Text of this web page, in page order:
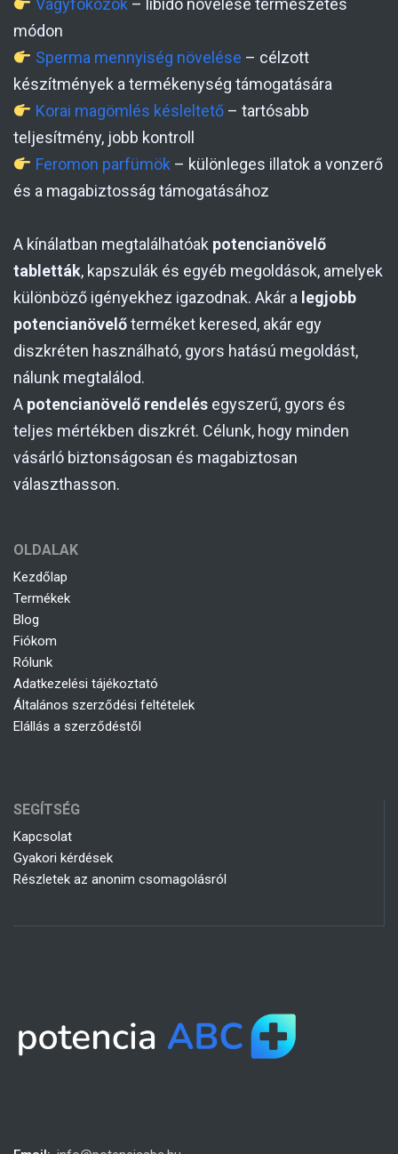
Vágyfokozók – libidó növelése természetes
módon
Sperma mennyiség növelése – célzott
készítmények a termékenység támogatására
Korai magömlés késleltető– tartósabb
teljesítmény, jobb kontroll
Feromon parfümök – különleges illatok a vonzerő
és a magabiztosság támogatásához
A kínálatban megtalálhatóak potencianövelő
tabletták, kapszulák és egyéb megoldások, amelyek
különböző igényekhez igazodnak. Akár a legjobb
potencianövelőterméket keresed, akár egy
diszkréten használható, gyors hatású megoldást,
nálunk megtalálod.
A potencianövelő rendelés egyszerű, gyors és
teljes mértékben diszkrét. Célunk, hogy minden
vásárló biztonságosan és magabiztosan
választhasson.
OLDALAK
Kezdőlap
Termékek
Blog
Fiókom
Rólunk
Adatkezelési tájékoztató
Általános szerződési feltételek
Elállás a szerződéstől
SEGÍTSÉG
Kapcsolat
Gyakori kérdések
Részletek az anonim csomagolásról